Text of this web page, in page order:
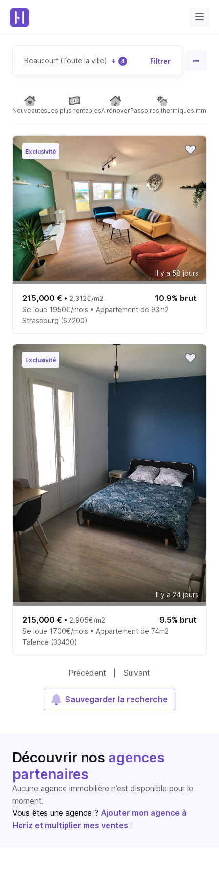
Beaucourt (Toute la ville) + 4 Filtrer
NouveautésLes plus rentablesA rénoverPassoires thermiques
Exclusivité
Il y a 58 jours
215,000 € • 2,312€/m2 10.9% brut
Se loue 1950€/mois • Appartement de 93m2
Strasbourg (67200)
Exclusivité
Il y a 24 jours
215,000 € • 2,905€/m2 9.5% brut
Se loue 1700€/mois • Appartement de 74m2
Talence (33400)
Précédent Suivant
Sauvegarder la recherche
Découvrir nos agences
partenaires
Aucune agence immobilière n’est disponible pour le
moment.
Vous êtes une agence ? Ajouter mon agence à
Horiz et multiplier mes ventes !